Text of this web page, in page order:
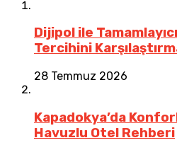
Dijipol ile
Tercihini
28 Temmuz 2026
Kapadokya’da
Havuzlu Otel Rehberi